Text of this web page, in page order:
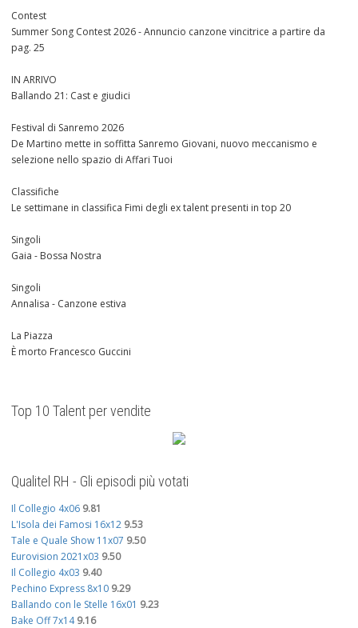
Contest
Summer Song Contest 2026 - Annuncio canzone vincitrice a partire da
pag. 25
IN ARRIVO
Ballando 21: Cast e giudici
Festival di Sanremo 2026
De Martino mette in soffitta Sanremo Giovani, nuovo meccanismo e
selezione nello spazio di Affari Tuoi
Classifiche
Le settimane in classifica Fimi degli ex talent presenti in top 20
Singoli
Gaia - Bossa Nostra
Singoli
Annalisa - Canzone estiva
La Piazza
È morto Francesco Guccini
Top 10 Talent per vendite
Qualitel RH - Gli episodi più votati
Il Collegio 4x06 9.81
L'Isola dei Famosi 16x12 9.53
Tale e Quale Show 11x07 9.50
Eurovision 2021x03 9.50
Il Collegio 4x03 9.40
Pechino Express 8x10 9.29
Ballando con le Stelle 16x01 9.23
Bake Off 7x14 9.16